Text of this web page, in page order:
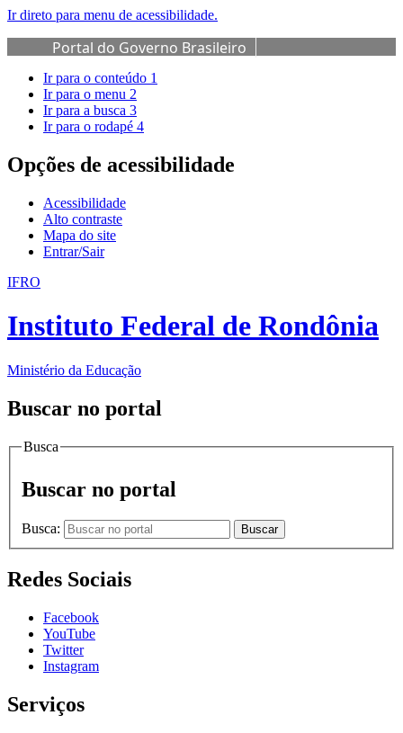
Ir direto para menu de acessibilidade.
Portal do Governo Brasileiro
Ir para o conteúdo 1
Ir para o menu 2
Ir para a busca 3
Ir para o rodapé 4
Opções de acessibilidade
Acessibilidade
Alto contraste
Mapa do site
Entrar/Sair
IFRO
Instituto Federal de Rondônia
Ministério da Educação
Buscar no portal
Busca
Buscar no portal
Busca: Buscar
Redes Sociais
Facebook
YouTube
Twitter
Instagram
Serviços